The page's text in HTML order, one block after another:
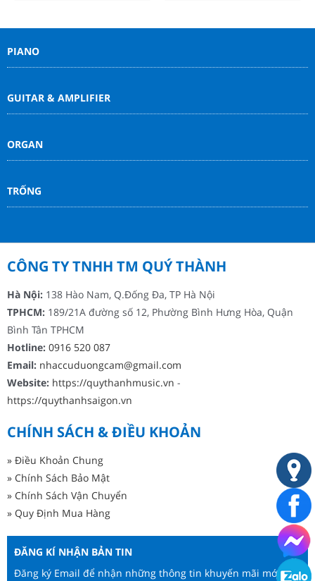
PIANO
GUITAR & AMPLIFIER
ORGAN
TRỐNG
CÔNG TY TNHH TM QUÝ THÀNH
Hà Nội: 138 Hào Nam, Q.Đống Đa, TP Hà Nội
TPHCM: 189/21A đường số 12, Phường Bình Hưng Hòa, Quận
Bình Tân TPHCM
Hotline: 0916 520 087
Email: nhaccuduongcam@gmail.com
Website: https://quythanhmusic.vn -
https://quythanhsaigon.vn
CHÍNH SÁCH & ĐIỀU KHOẢN
» Điều Khoản Chung
» Chính Sách Bảo Mật
» Chính Sách Vận Chuyển
» Quy Định Mua Hàng
ĐĂNG KÍ NHẬN BẢN TIN
Đăng ký Email để nhận những thông tin khuyến mãi mới